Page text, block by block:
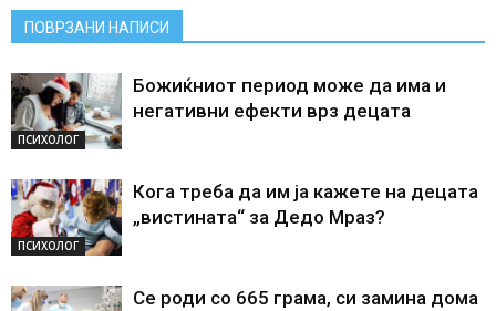
ПОВРЗАНИ НАПИСИ
ПСИХОЛОГ
Божиќниот период може да има и
негативни ефекти врз децата
ПСИХОЛОГ
Кога треба да им ја кажете на децата
„вистината“ за Дедо Мраз?
Се роди со 665 грама, си замина дома